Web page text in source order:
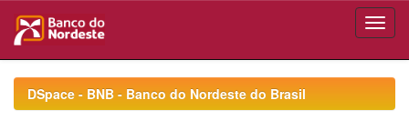
navigationDSpace - BNB - Banco do Nordeste do Brasil